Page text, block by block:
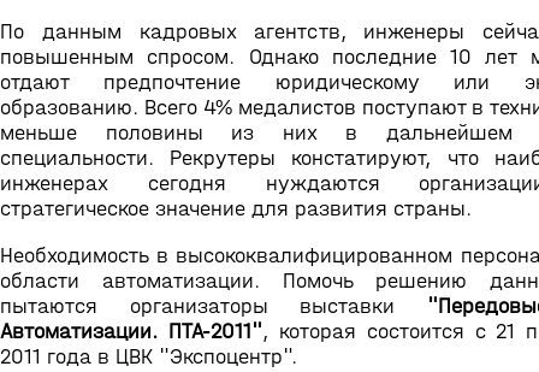
По данным кадровых агентств, инженеры
повышенным спросом. Однако последние 10 лет
отдают предпочтение юридическому или
образованию. Всего 4% медалистов поступают в
меньше половины из них в дальнейшем
специальности. Рекрутеры констатируют, что
инженерах сегодня нуждаются
стратегическое значение для развития страны.
Необходимость в высококвалифицированном
области автоматизации. Помочь решению
пытаются организаторы выставки
Автоматизации. ПТА-2011", которая состоится с 21
2011 года в ЦВК "Экспоцентр".